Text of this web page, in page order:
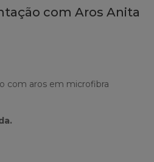
com Aros Anita
com aros em microfibra